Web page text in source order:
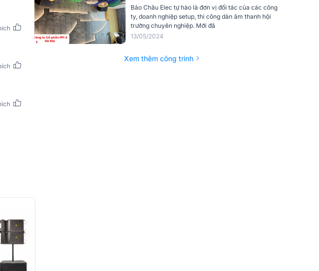
với
giải
V6, JBL KX180A, JBL VM200, JBL Stage
A120P)
Bảo Châu Elec tự hào là đơn vị đối tác của các công
ty, doanh nghiệp setup, thi công dàn âm thanh hội
trường chuyên nghiệp. Mới đâ
13/05/2024
Xem thêm công trình